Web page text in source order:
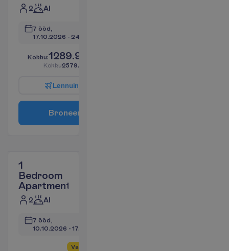
2 AI
7 ööd,
17.10.2026 - 24.10.2026
Kokku:1289.99
Kokku2579.97
Lennuin
Broneer
1
Bedroom
Apartment
2 AI
7 ööd,
10.10.2026 - 17.10.2026
Va